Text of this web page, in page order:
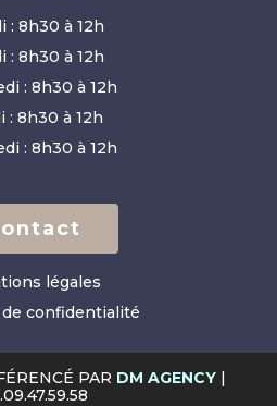
: 8h30 à 12h
: 8h30 à 12h
: 8h30 à 12h
: 8h30 à 12h
: 8h30 à 12h
légales
confidentialité
PAR DM AGENCY |